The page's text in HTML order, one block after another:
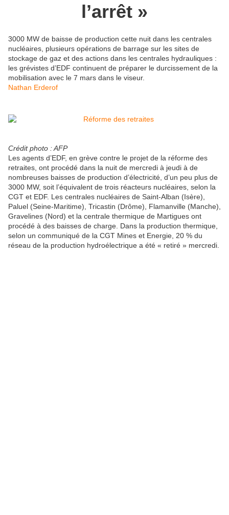
l’arrêt »
3000 MW de baisse de production cette nuit dans les centrales
nucléaires, plusieurs opérations de barrage sur les sites de
stockage de gaz et des actions dans les centrales hydrauliques :
les grévistes d’EDF continuent de préparer le durcissement de la
mobilisation avec le 7 mars dans le viseur.
Nathan Erderof
Crédit photo : AFP
Les agents d’EDF, en grève contre le projet de la réforme des
retraites, ont procédé dans la nuit de mercredi à jeudi à de
nombreuses baisses de production d’électricité, d’un peu plus de
3000 MW, soit l’équivalent de trois réacteurs nucléaires, selon la
CGT et EDF. Les centrales nucléaires de Saint-Alban (Isère),
Paluel (Seine-Maritime), Tricastin (Drôme), Flamanville (Manche),
Gravelines (Nord) et la centrale thermique de Martigues ont
procédé à des baisses de charge. Dans la production thermique,
selon un communiqué de la CGT Mines et Energie, 20 % du
réseau de la production hydroélectrique a été « retiré » mercredi.